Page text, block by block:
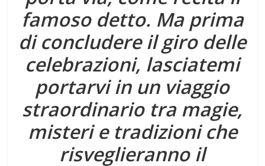
famoso detto. Ma prima
di concludere il giro delle
celebrazioni, lasciatemi
portarvi in un viaggio
straordinario tra magie,
misteri e tradizioni che
risveglieranno il